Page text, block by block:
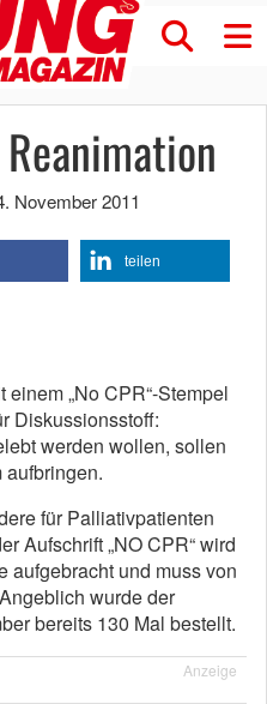
November 2011
teilen
„No CPR“-Stempel
Diskussionsstoff:
werden wollen, sollen
aufbringen.
für Palliativpatienten
Aufschrift „NO CPR“ wird
aufgebracht und muss von
wurde der
bereits 130 Mal bestellt.
Anzeige